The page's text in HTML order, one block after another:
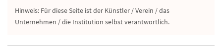
Hinweis: Für diese Seite ist der Künstler / Verein / das
Unternehmen / die Institution selbst verantwortlich.